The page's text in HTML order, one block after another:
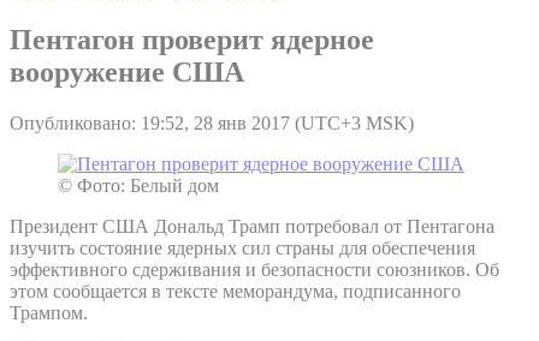
Пентагон проверит ядерное
вооружение США
Опубликовано: 19:52, 28 янв 2017 (UTC+3 MSK)
© Фото: Белый дом
Президент США Дональд Трамп потребовал от Пентагона
изучить состояние ядерных сил страны для обеспечения
эффективного сдерживания и безопасности союзников. Об
этом сообщается в тексте меморандума, подписанного
Трампом.